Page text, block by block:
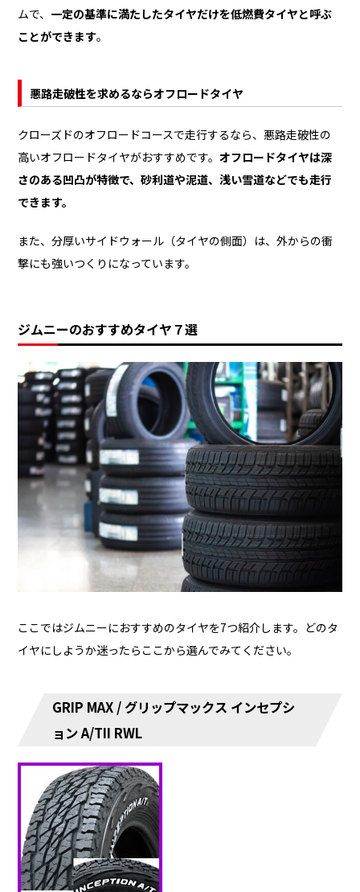
ムで、 一定の基準に満たしたタイヤだけを低燃費タイヤと呼ぶ
ことができます。
悪路走破性を求めるならオフロードタイヤ
クローズドのオフロードコースで走行するなら、悪路走破性の
高いオフロードタイヤがおすすめです。オフロードタイヤは深
さのある凹凸が特徴で、砂利道や泥道、浅い雪道などでも走行
できます。
また、分厚いサイドウォール（タイヤの側面）は、外からの衝
撃にも強いつくりになっています。
ジムニーのおすすめタイヤ７選
ここではジムニーにおすすめのタイヤを7つ紹介します。どのタ
イヤにしようか迷ったらここから選んでみてください。
GRIP MAX / グリップマックス インセプシ
ョン A/TII RWL